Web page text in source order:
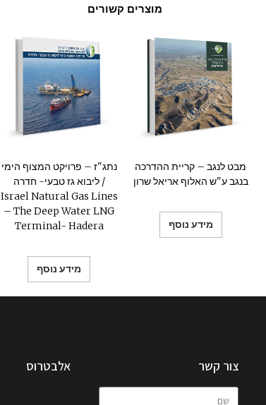
מוצרים קשורים
נתג"ז – פרויקט המצוף הימי
ליבוא גז טבעי- חדרה /
Israel Natural Gas Lines
– The Deep Water LNG
Terminal- Hadera
מידע נוסף
מבט לנגב – קריית ההדרכה
בנגב ע"ש האלוף אריאל שרון
מידע נוסף
צור קשר אלבטרוס